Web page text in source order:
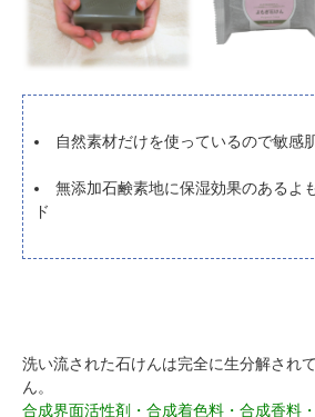
自然素材だけを使っているので敏感
無添加石鹸素地に保湿効果のあるよ
ド
洗い流された石けんは完全に生分解され
ん。
合成界面活性剤・合成着色料・合成香料